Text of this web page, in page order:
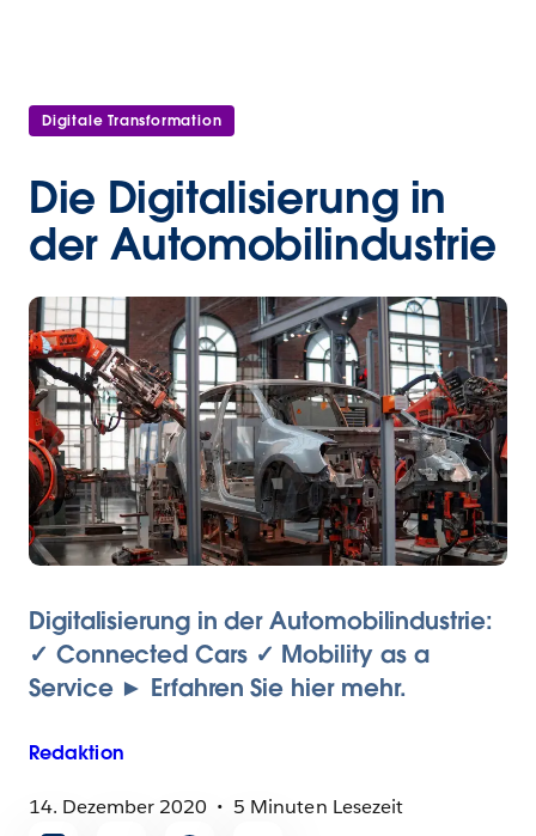
Digitale Transformation
Die Digitalisierung in
der Automobilindustrie
Digitalisierung in der Automobilindustrie:
✓ Connected Cars ✓ Mobility as a
Service ► Erfahren Sie hier mehr.
Redaktion
14. Dezember 2020
5 Minuten Lesezeit